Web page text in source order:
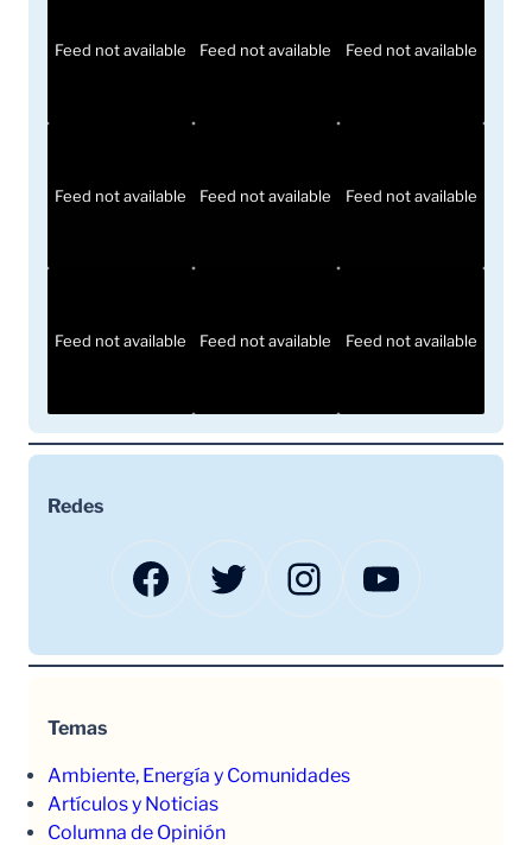
Feed not available Feed not available Feed not available
Feed not available Feed not available Feed not available
Feed not available Feed not available Feed not available
Redes
Facebook Twitter Instagram YouTube
Temas
Ambiente, Energía y Comunidades
Artículos y Noticias
Columna de Opinión